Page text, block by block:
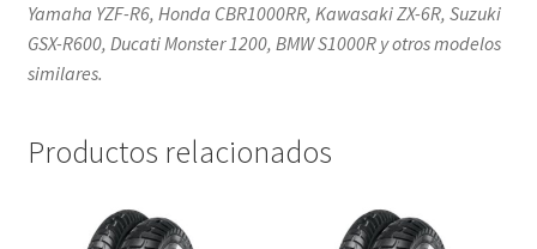
Yamaha YZF-R6, Honda CBR1000RR, Kawasaki ZX-6R, Suzuki
GSX-R600, Ducati Monster 1200, BMW S1000R y otros modelos
similares.
Productos relacionados